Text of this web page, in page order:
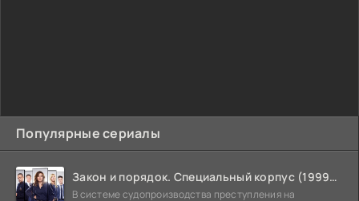
Популярные сериалы
Закон и порядок. Специальный корпус (1999-2026)
В системе судопроизводства преступления на